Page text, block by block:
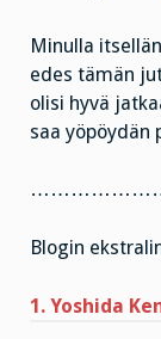
Minulla
edes tämän
olisi hyvä
saa yöpöydän
Blogin
1. Yoshida